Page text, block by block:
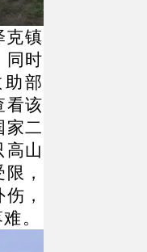
克镇
同时
部
看该
家二
山
，
，
。